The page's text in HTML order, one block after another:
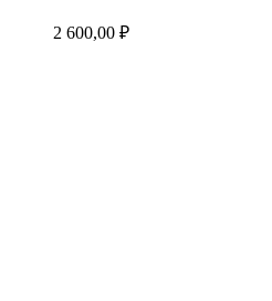
2 600,00 ₽